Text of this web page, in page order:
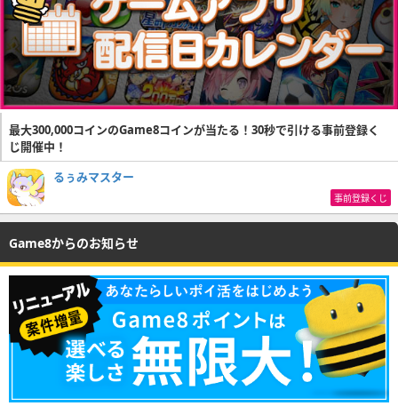
最大300,000コインのGame8コインが当たる！30秒で引ける事前登録く
じ開催中！
るぅみマスター
事前登録くじ
Game8からのお知らせ